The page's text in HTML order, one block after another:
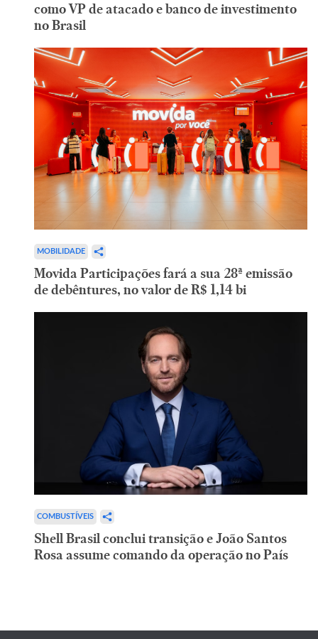
como VP de atacado e banco de investimento
no Brasil
MOBILIDADE
Movida Participações fará a sua 28ª emissão
de debêntures, no valor de R$ 1,14 bi
COMBUSTÍVEIS
Shell Brasil conclui transição e João Santos
Rosa assume comando da operação no País